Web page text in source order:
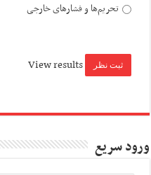
تحریم‌ها و فشارهای خارجی
View results
ورود سریع